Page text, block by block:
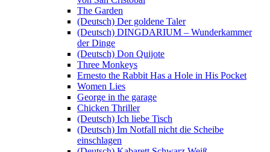
The Garden
(Deutsch) Der goldene Taler
(Deutsch) DINGDARIUM – Wunderkammer
der Dinge
(Deutsch) Don Quijote
Three Monkeys
Ernesto the Rabbit Has a Hole in His Pocket
Women Lies
George in the garage
Chicken Thriller
(Deutsch) Ich liebe Tisch
(Deutsch) Im Notfall nicht die Scheibe
einschlagen